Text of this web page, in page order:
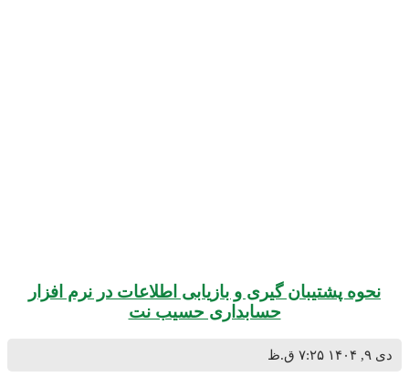
پشتیبان گیری و بازیابی اطلاعات در نرم افزار
حسابداری حسیب نت
۷:۲۵ ق.ظ